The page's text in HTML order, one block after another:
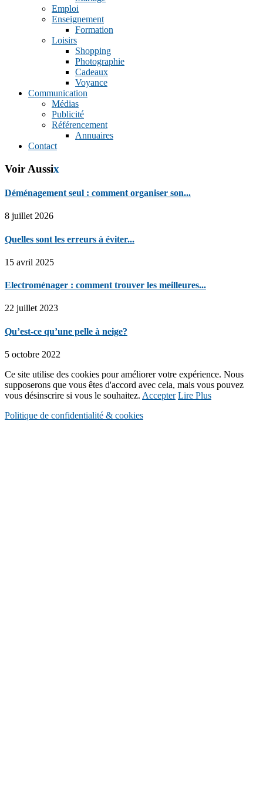
Emploi
Enseignement
Formation
Loisirs
Shopping
Photographie
Cadeaux
Voyance
Communication
Médias
Publicité
Référencement
Annuaires
Contact
Voir Aussix
Déménagement seul : comment organiser son...
8 juillet 2026
Quelles sont les erreurs à éviter...
15 avril 2025
Electroménager : comment trouver les meilleures...
22 juillet 2023
Qu’est-ce qu’une pelle à neige?
5 octobre 2022
Ce site utilise des cookies pour améliorer votre expérience. Nous
supposerons que vous êtes d'accord avec cela, mais vous pouvez
vous désinscrire si vous le souhaitez. Accepter Lire Plus
Politique de confidentialité & cookies